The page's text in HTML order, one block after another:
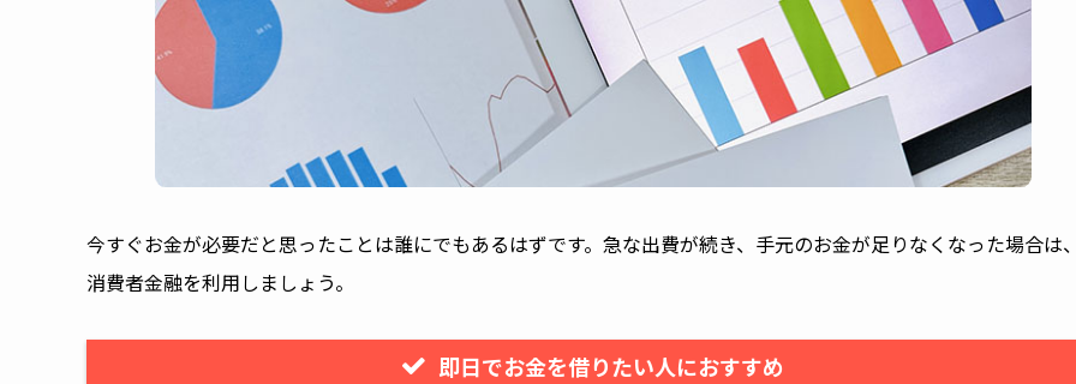
今すぐお金が必要だと思ったことは誰にでもあるはずです。急な出費が続き、手元のお金が足りなくなった場合は
消費者金融を利用しましょう。
即日でお金を借りたい人におすすめ